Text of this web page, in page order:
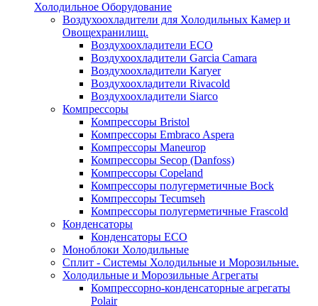
Холодильное Оборудование
Воздухоохладители для Холодильных Камер и
Овощехранилищ.
Воздухоохладители ECO
Воздухоохладители Garcia Camara
Воздухоохладители Karyer
Воздухоохладители Rivacold
Воздухоохладители Siarco
Компрессоры
Компрессоры Bristol
Компрессоры Embraco Aspera
Компрессоры Maneurop
Компрессоры Secop (Danfoss)
Компрессоры Copeland
Компрессоры полугерметичные Bock
Компрессоры Tecumseh
Компрессоры полугерметичные Frascold
Конденсаторы
Конденсаторы ECO
Моноблоки Холодильные
Сплит - Системы Холодильные и Морозильные.
Холодильные и Морозильные Агрегаты
Компрессорно-конденсаторные агрегаты
Polair